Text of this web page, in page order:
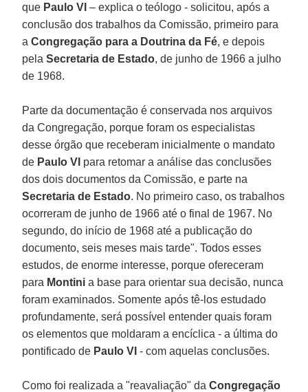
que Paulo VI – explica o teólogo - solicitou, após a
conclusão dos trabalhos da Comissão, primeiro para
aCongregação para a Doutrina da Fé, e depois
pelaSecretaria de Estado, de junho de 1966 a julho
de 1968.
Parte da documentação é conservada nos arquivos
da Congregação, porque foram os especialistas
desse órgão que receberam inicialmente o mandato
de Paulo VI para retomar a análise das conclusões
dos dois documentos da Comissão, e parte na
Secretaria de Estado. No primeiro caso, os trabalhos
ocorreram de junho de 1966 até o final de 1967. No
segundo, do início de 1968 até a publicação do
documento, seis meses mais tarde". Todos esses
estudos, de enorme interesse, porque ofereceram
para Montini a base para orientar sua decisão, nunca
foram examinados. Somente após tê-los estudado
profundamente, será possível entender quais foram
os elementos que moldaram a encíclica - a última do
pontificado de Paulo VI - com aquelas conclusões.
Como foi realizada a "reavaliação" daCongregação